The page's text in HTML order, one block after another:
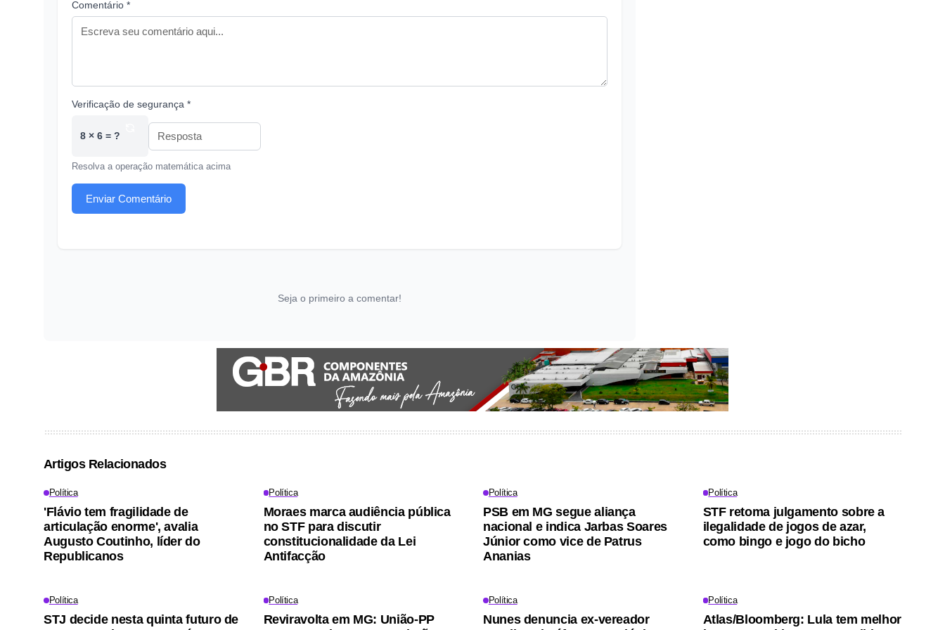
Comentário *
Verificação de segurança *
8 × 6 = ?
Resolva a operação matemática acima
Enviar Comentário
Seja o primeiro a comentar!
Artigos Relacionados
Política
'Flávio tem fragilidade de
articulação enorme', avalia
Augusto Coutinho, líder do
Republicanos
Política
Moraes marca audiência pública
no STF para discutir
constitucionalidade da Lei
Antifacção
Política
PSB em MG segue aliança
nacional e indica Jarbas Soares
Júnior como vice de Patrus
Ananias
Política
STF retoma julgamento sobre a
ilegalidade de jogos de azar,
como bingo e jogo do bicho
Política
STJ decide nesta quinta futuro de
Política
Reviravolta em MG: União-PP
Política
Nunes denuncia ex-vereador
Política
Atlas/Bloomberg: Lula tem melhor